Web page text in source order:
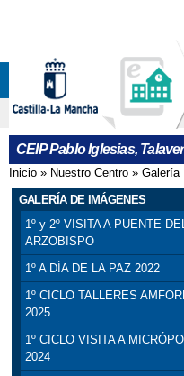
CEIP Pablo Iglesias,
Se encuentra
Inicio » Nuestro Centro » Galería
GALERÍA DE IMÁGENES
1º y 2º VISITA A PUENTE
ARZOBISPO
1º A DÍA DE LA PAZ 2022
1º CICLO TALLERES
2025
1º CICLO VISITA A
2024